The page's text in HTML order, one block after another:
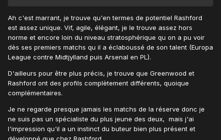
Ah c'est marrant, je trouve qu'en termes de potentiel Rashford
est assez unique. Vif, agile, élégant, je le trouve assez hors
norme et encore loin du niveau stratosphérique qu on a pu voir
dès ses premiers matchs qu il a éclaboussé de son talent (Europa
League contre Midtjylland puis Arsenal en PL).
D'ailleurs pour être plus précis, je trouve que Greenwood et
Rashford ont des profils complètement différents, quoique
complémentaires.
Je ne regarde presque jamais les matchs de la réserve donc je
ne suis pas un spécialiste du plus jeune des deux, mais j'ai
l'impression qu'il a un instinct du buteur bien plus présent et